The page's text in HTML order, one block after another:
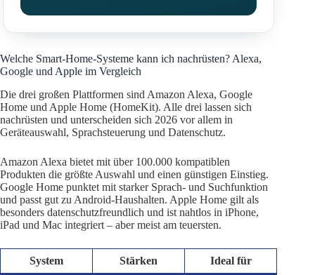
Welche Smart-Home-Systeme kann ich nachrüsten? Alexa,
Google und Apple im Vergleich
Die drei großen Plattformen sind Amazon Alexa, Google
Home und Apple Home (HomeKit). Alle drei lassen sich
nachrüsten und unterscheiden sich 2026 vor allem in
Geräteauswahl, Sprachsteuerung und Datenschutz.
Amazon Alexa bietet mit über 100.000 kompatiblen
Produkten die größte Auswahl und einen günstigen Einstieg.
Google Home punktet mit starker Sprach- und Suchfunktion
und passt gut zu Android-Haushalten. Apple Home gilt als
besonders datenschutzfreundlich und ist nahtlos in iPhone,
iPad und Mac integriert – aber meist am teuersten.
System Stärken Ideal für